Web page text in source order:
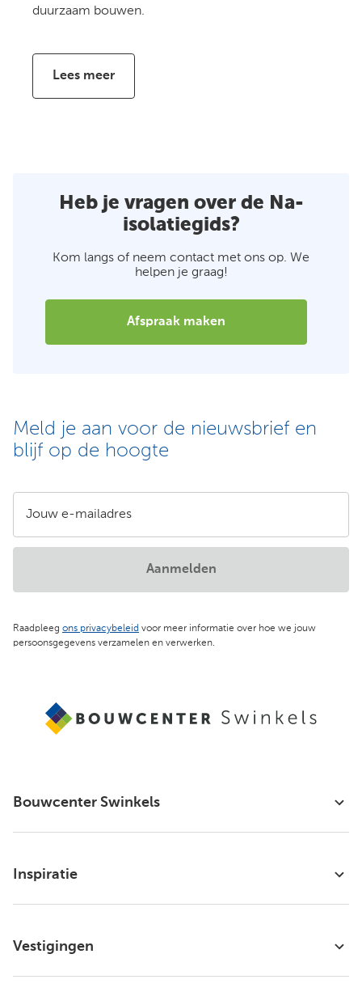
duurzaam bouwen.
Lees meer
Heb je vragen over de Na-
isolatiegids?
Kom langs of neem contact met ons op. We
helpen je graag!
Afspraak maken
Meld je aan voor de nieuwsbrief en
blijf op de hoogte
Jouw e-mailadres
Raadpleeg ons privacybeleid voor meer informatie over hoe we jouw
persoonsgegevens verzamelen en verwerken.
Aanmelden
Bouwcenter Swinkels
Inspiratie
Vestigingen